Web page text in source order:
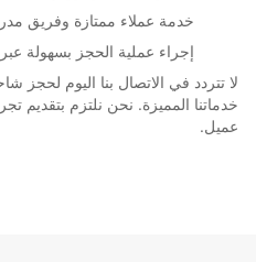
خدمة عملاء ممتازة وفريق
إجراء عملية الحجز بسهولة
خدماتنا المميزة. نحن نلتزم بتقديم
عميل.